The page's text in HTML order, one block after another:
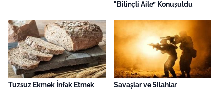
"Bilinçli Aile” Konuşuldu
Tuzsuz Ekmek İnfak Etmek Savaşlar ve Silahlar